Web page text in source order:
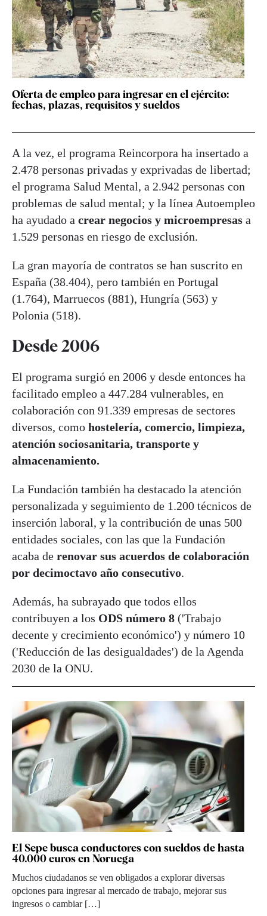
Oferta de empleo para ingresar en el ejército:
fechas, plazas, requisitos y sueldos
A la vez, el programa Reincorpora ha insertado a
2.478 personas privadas y exprivadas de libertad;
el programa Salud Mental, a 2.942 personas con
problemas de salud mental; y la línea Autoempleo
ha ayudado a crear negocios y microempresas a
1.529 personas en riesgo de exclusión.
La gran mayoría de contratos se han suscrito en
España (38.404), pero también en Portugal
(1.764), Marruecos (881), Hungría (563) y
Polonia (518).
Desde 2006
El programa surgió en 2006 y desde entonces ha
facilitado empleo a 447.284 vulnerables, en
colaboración con 91.339 empresas de sectores
diversos, como hostelería, comercio, limpieza,
atención sociosanitaria, transporte y
almacenamiento.
La Fundación también ha destacado la atención
personalizada y seguimiento de 1.200 técnicos de
inserción laboral, y la contribución de unas 500
entidades sociales, con las que la Fundación
acaba de renovar sus acuerdos de colaboración
por decimoctavo año consecutivo.
Además, ha subrayado que todos ellos
contribuyen a los ODS número 8 ('Trabajo
decente y crecimiento económico') y número 10
('Reducción de las desigualdades') de la Agenda
2030 de la ONU.
El Sepe busca conductores con sueldos de hasta
40.000 euros en Noruega
Muchos ciudadanos se ven obligados a explorar diversas
opciones para ingresar al mercado de trabajo, mejorar sus
ingresos o cambiar […]